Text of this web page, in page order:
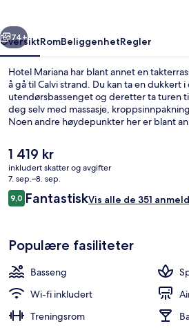
Neste
74+
OversiktRomBeliggenhetRegler
Hotel Mariana har blant annet en
å gå til Calvi strand. Du kan ta en dukkert
utendørsbassenget og deretter ta turen
deg selv med massasje,
Noen andre høydepunkter her er blant
Den
nåværende
prisen
er
1 419 kr
1 419 kr
inkludert skatter og avgifter
7. sep.–8. sep.
Anmeldelser
9,09,0 av 10 –
FantastiskVis alle de 351
Populære fasiliteter
Basseng
Wi-fi inkludert
Treningsrom